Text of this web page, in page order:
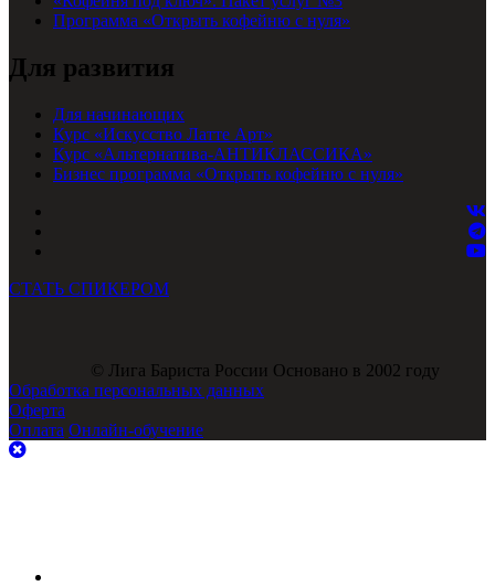
Программа «Открыть кофейню с нуля»
Для развития
Для начинающих
Курс «Искусство Латте Арт»
Курс «Альтернатива-АНТИКЛАССИКА»
Бизнес программа «Открыть кофейню с нуля»
СТАТЬ СПИКЕРОМ
© Лига Бариста России Основано в 2002 году
Обработка персональных данных
Оферта
Оплата Онлайн-обучение